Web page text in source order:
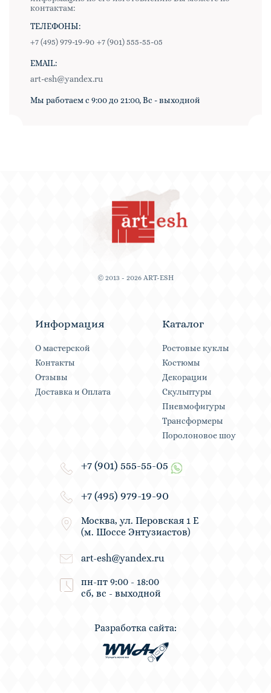
контактам:
ТЕЛЕФОНЫ:
+7 (495) 979-19-90 +7 (901) 555-55-05
EMAIL:
art-esh@yandex.ru
Мы работаем с 9:00 до 21:00, Вс - выходной
© 2013 - 2026 ART-ESH
Информация
О мастерской
Контакты
Отзывы
Доставка и Оплата
Каталог
Ростовые куклы
Костюмы
Декорации
Скульптуры
Пневмофигуры
Трансформеры
Поролоновое шоу
+7 (901) 555-55-05
+7 (495) 979-19-90
Москва, ул. Перовская 1 Е
(м. Шоссе Энтузиастов)
art-esh@yandex.ru
пн-пт 9:00 - 18:00
сб, вс - выходной
Разработка сайта: